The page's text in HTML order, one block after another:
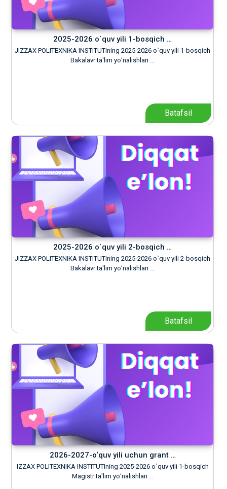
2025-2026 o`quv yili 1-bosqich …
JIZZAX POLITEXNIKA INSTITUTIning 2025-2026 o`quv yili 1-bosqich
Bakalavr ta'lim yoʻnalishlari …
Batafsil
2025-2026 o`quv yili 2-bosqich …
JIZZAX POLITEXNIKA INSTITUTIning 2025-2026 o`quv yili 2-bosqich
Bakalavr ta'lim yoʻnalishlari …
Batafsil
2026-2027-o‘quv yili uchun grant …
IZZAX POLITEXNIKA INSTITUTIning 2025-2026 o`quv yili 1-bosqich
Magistr ta'lim yoʻnalishlari …